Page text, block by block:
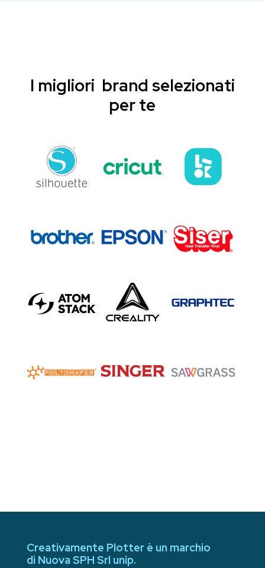
I migliori brand selezionati
per te
Creativamente Plotter è un marchio
di Nuova SPH Srl unip.